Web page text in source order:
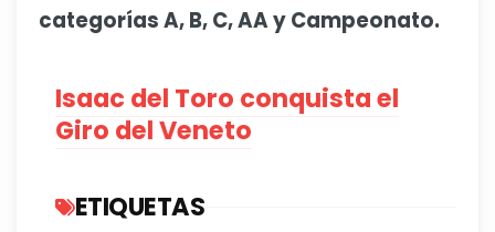
categorías A, B, C, AA y Campeonato.
Isaac del Toro conquista el
Giro del Veneto
ETIQUETAS